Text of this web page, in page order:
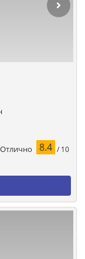
Отлично 8.4 / 10